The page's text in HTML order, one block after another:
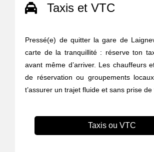
Taxis et VTC
Pressé(e) de quitter la gare de
carte de la tranquillité : réserve ton
avant même d’arriver. Les chauffeurs
de réservation ou groupements
t’assurer un trajet fluide et sans prise de
Taxis ou VTC